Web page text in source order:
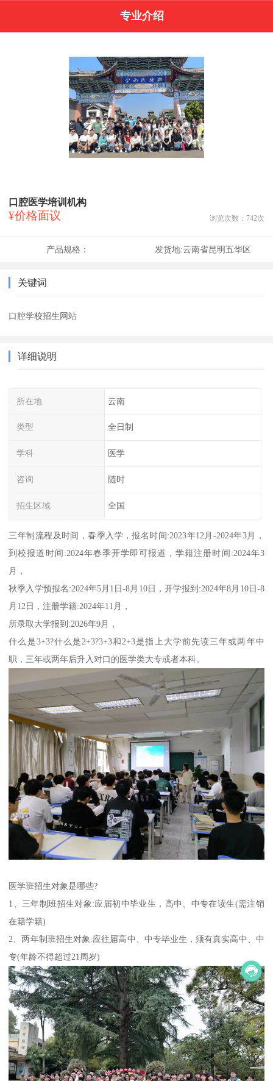
专业介绍
口腔医学培训机构
¥价格面议 浏览次数： 742次
产品规格： 发货地:云南省昆明五华区
关键词
口腔学校招生网站
详细说明
所在地 云南
类型 全日制
学科 医学
咨询 随时
招生区域 全国
三年制流程及时间，春季入学，报名时间:2023年12月-2024年3月，
到校报道时间:2024年春季开学即可报道，学籍注册时间:2024年3
月，
秋季入学预报名:2024年5月1日-8月10日，开学报到:2024年8月10日-8
月12日，注册学籍:2024年11月，
所录取大学报到:2026年9月，
什么是3+3?什么是2+3?3+3和2+3是指上大学前先读三年或两年中
职，三年或两年后升入对口的医学类大专或者本科。
医学班招生对象是哪些?
1、三年制班招生对象:应届初中毕业生，高中、中专在读生(需注销
在籍学籍)
2、两年制班招生对象:应往届高中、中专毕业生，须有真实高中、中
专(年龄不得超过21周岁)